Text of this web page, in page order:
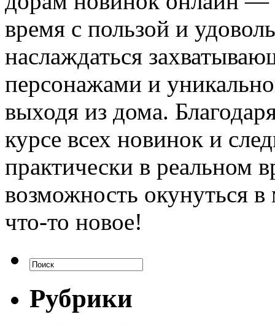
время с пользой и
наслаждаться
персонажами и
выходя из дома.
курсе всех новинок и
практически в реальном
возможность окунуться
что-то новое!
Рубрики